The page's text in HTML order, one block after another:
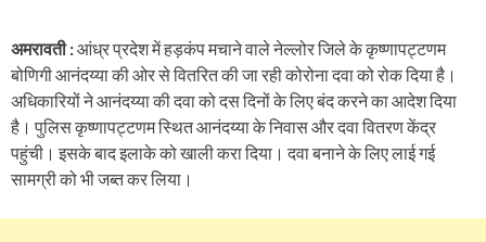
अमरावती :आंध्र प्रदेश में हड़कंप मचाने वाले नेल्लोर जिले के कृष्णापट्टणम
बोणिगी आनंदय्या की ओर से वितरित की जा रही कोरोना दवा को रोक दिया है।
अधिकारियों ने आनंदय्या की दवा को दस दिनों के लिए बंद करने का आदेश दिया
है। पुलिस कृष्णापट्टणम स्थित आनंदय्या के निवास और दवा वितरण केंद्र
पहुंची। इसके बाद इलाके को खाली करा दिया। दवा बनाने के लिए लाई गई
सामग्री को भी जब्त कर लिया।